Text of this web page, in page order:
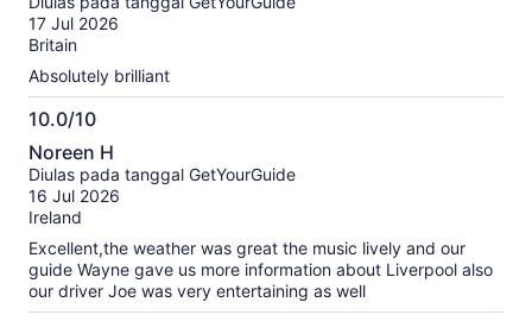
10
17 Jul 2026
Britain
Absolutely brilliant
10.0/10
10.0
dari
10
Noreen H
Diulas pada tanggal GetYourGuide
16 Jul 2026
Ireland
Excellent,the weather was great the music lively and our
guide Wayne gave us more information about Liverpool also
our driver Joe was very entertaining as well